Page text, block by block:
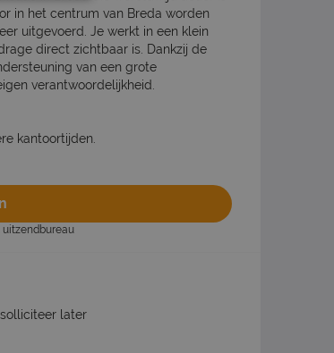
in het centrum van Breda worden
uitgevoerd. Je werkt in een klein
direct zichtbaar is. Dankzij de
van een grote
verantwoordelijkheid.
kantoortijden.
later